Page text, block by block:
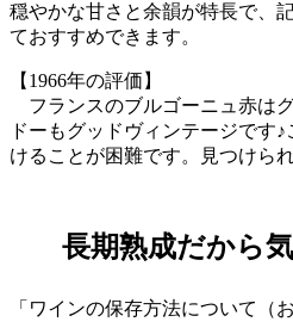
穏やかな甘さと余韻が特長で、
ておすすめできます。
【1966年の評価】
フランスのブルゴーニュ赤は
ドーもグッドヴィンテージです
けることが困難です。見つけら
長期熟成だから
「ワインの保存方法について（